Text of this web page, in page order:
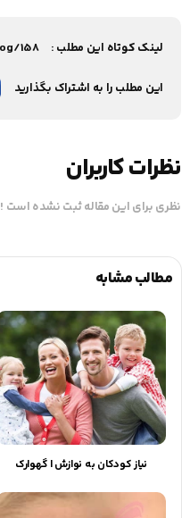
لینک کوتاه این مطلب : 158
این مطلب را به اشتراک بگذارید
نظرات کاربران
نظری برای این مقاله ثبت نشده است !
مطالب مشابه
نیاز کودکان به نوازش | گهوارک